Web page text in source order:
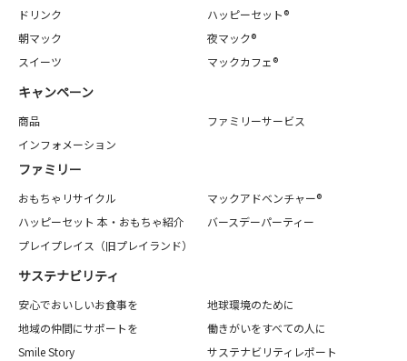
ドリンク
ハッピーセット®
朝マック
夜マック®
スイーツ
マックカフェ®
キャンペーン
商品
ファミリーサービス
インフォメーション
ファミリー
おもちゃリサイクル
マックアドベンチャー®
ハッピーセット 本・おもちゃ紹介
バースデーパーティー
プレイプレイス（旧プレイランド）
サステナビリティ
安心でおいしいお食事を
地球環境のために
地域の仲間にサポートを
働きがいをすべての人に
Smile Story
サステナビリティレポート